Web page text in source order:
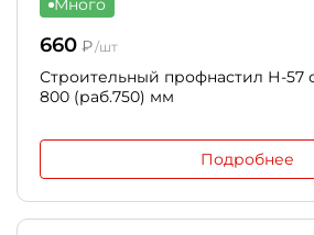
Много
660 ₽/шт
Строительный профнастил Н-57
800 (раб.750) мм
Подробнее